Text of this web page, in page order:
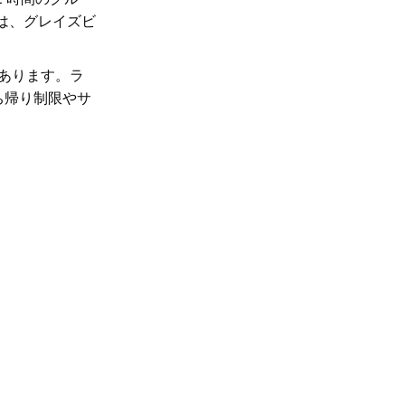
、グレイズビ
ります。ラ
り制限やサ